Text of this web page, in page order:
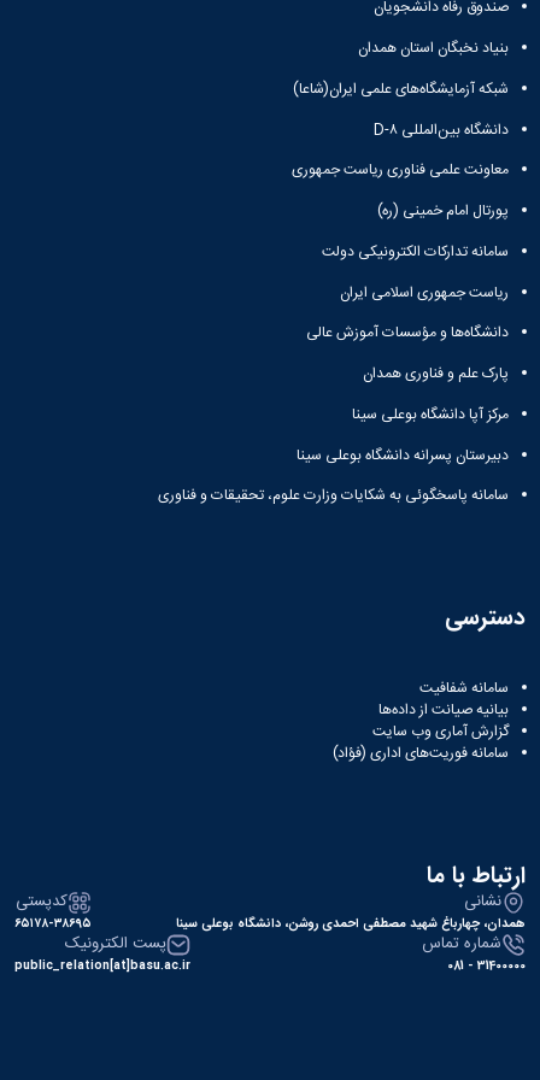
نشریات
فصلنامه
معاونت
پژوهش
فناوری
نشریه
مطالعات
فرهنگی
فهرست
نشریات
علمی
معتبر
صندوق رفاه دانشجویان
بنیاد نخبگان استان همدان
شبکه آزمایشگاه‌های علمی ایران(شاعا)
دانشگاه بین‌المللی D-۸
معاونت علمی فناوری ریاست جمهوری
پورتال امام خمینی (ره)
سامانه تدارکات الکترونیکی دولت
ریاست جمهوری اسلامی ایران
دانشگاه‌ها و مؤسسات آموزش عالی
پارک علم و فناوری همدان
مرکز آپا دانشگاه بوعلی سینا
دبیرستان پسرانه دانشگاه بوعلی سینا
سامانه پاسخگوئی به شکایات وزارت علوم، تحقیقات و فناوری
دسترسی
سامانه شفافیت
بیانیه صیانت از داده‌ها
گزارش آماری وب‌ سایت
سامانه فوریت‌های اداری (فؤاد)
ارتباط با ما
نشانی
همدان، چهارباغ شهید مصطفی احمدی روشن، دانشگاه بوعلی سینا
کدپستی
۶۵۱۷۸-۳۸۶۹۵
شماره تماس
31400000 - 081
پست الکترونیک
public_relation[at]basu.ac.ir